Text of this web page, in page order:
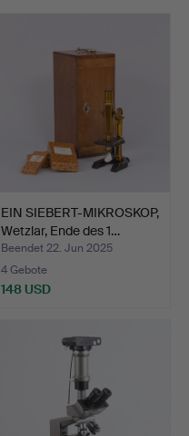
EIN SIEBERT-MIKROSKOP,
Wetzlar, Ende des 1…
Beendet 22. Jun 2025
4 Gebote
148 USD